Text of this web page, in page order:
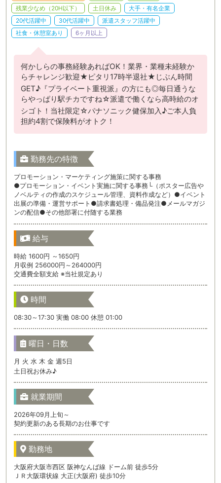
残業少なめ（20H以下）
土日休み
大手・有名企業
20代活躍中
30代活躍中
派遣スタッフ活躍中
社食・休憩室あり
6ヶ月以上
何かしらの事務経験あればOK！業界・業種未経験か
らチャレンジ歓迎★ピタリ17時半退社★じぶん時間
GET♪『プライベート重視派』の方にも◎毎日通うな
らやっぱり駅チカですね☆派遣で働くなら高時給のオ
シゴト！当社限定☆パナソニック健保加入♪ご本人負
担約4割で保険料がオトク！
勤務先の特徴
プロモーション・マーケティング施策に関する事務
●プロモーション・イベント実施に関する事務└（ポスター広告や
ノベルティの作成のスケジュール管理、資料作成など）●イベント
出展の準備・運営サポート●請求書処理・備品発注●メールマガジ
ンの配信●その他部署に付随する業務
給与
時給 1600円 ～1650円
月収例 256000円～264000円
交通費全額支給 ※当社規定あり
時間
08:30～17:30 実働 08:00 休憩 01:00
曜日・日数
月 火 水 木 金 週5日
土日祝お休み♪
就業期間
2026年09月上旬～
契約更新のある長期のお仕事です
勤務地
大阪府大阪市西区 阪神なんば線 ドーム前 徒歩5分
ＪＲ大阪環状線 大正(大阪府) 徒歩10分